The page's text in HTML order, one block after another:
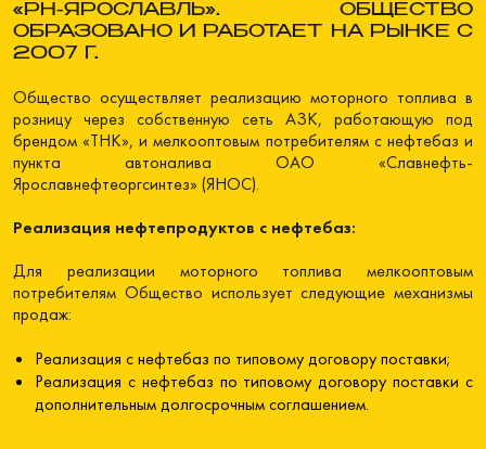
«РН-ЯРОСЛАВЛЬ». ОБЩЕСТВО
ОБРАЗОВАНО И РАБОТАЕТ НА РЫНКЕ С
2007 Г.
Общество осуществляет реализацию моторного топлива в
розницу через собственную сеть АЗК, работающую под
брендом «ТНК», и мелкооптовым потребителям с нефтебаз и
пункта автоналива ОАО «Славнефть-
Ярославнефтеоргсинтез» (ЯНОС).
Реализация нефтепродуктов с нефтебаз:
Для реализации моторного топлива мелкооптовым
потребителям Общество использует следующие механизмы
продаж:
Реализация с нефтебаз по типовому договору поставки;
Реализация с нефтебаз по типовому договору поставки с
дополнительным долгосрочным соглашением.